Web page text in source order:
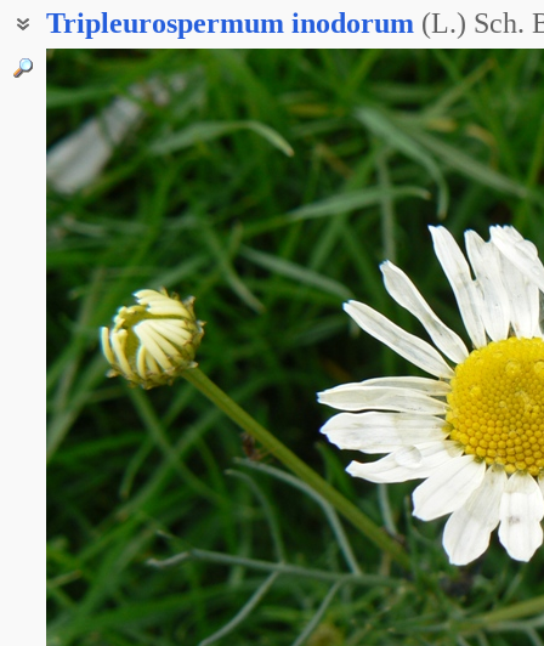
Tripleurospermum inodorum (L.) Sch.
Матрикария непахучая
Ромашка непахучая
Ромашка продырявленная
Ромашка пронзённая
Ромашник непахучий
Трёхреберник продырявленный
Трёхрёбросемянник непахучий
Трёхрёбросемянник продырявленный